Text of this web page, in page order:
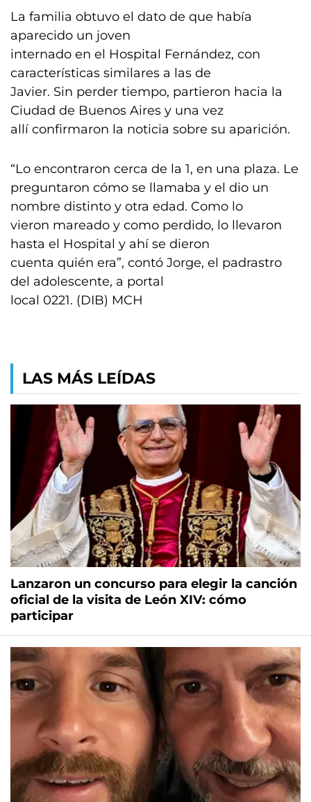
La familia obtuvo el dato de que había
aparecido un joven
internado en el Hospital Fernández, con
características similares a las de
Javier. Sin perder tiempo, partieron hacia la
Ciudad de Buenos Aires y una vez
allí confirmaron la noticia sobre su aparición.
“Lo encontraron cerca de la 1, en una plaza. Le
preguntaron cómo se llamaba y el dio un
nombre distinto y otra edad. Como lo
vieron mareado y como perdido, lo llevaron
hasta el Hospital y ahí se dieron
cuenta quién era”, contó Jorge, el padrastro
del adolescente, a portal
local 0221. (DIB) MCH
LAS MÁS LEÍDAS
Lanzaron un concurso para elegir la canción
oficial de la visita de León XIV: cómo
participar